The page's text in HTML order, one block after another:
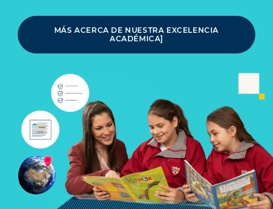
MÁS ACERCA DE NUESTRA EXCELENCIA
ACADÉMICA]